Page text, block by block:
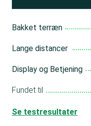
Bakket terræn
Lange distancer
Display og Betjening
Fundet til
Se testresultater